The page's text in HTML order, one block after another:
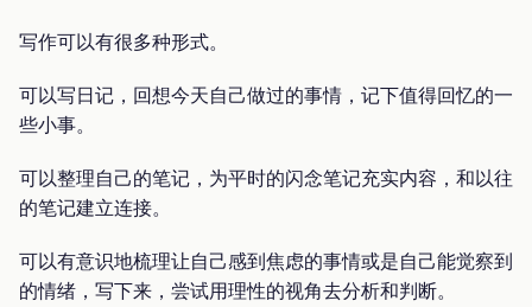
写作可以有很多种形式。
可以写日记，回想今天自己做过的事情，记下值得回忆的一
些小事。
可以整理自己的笔记，为平时的闪念笔记充实内容，和以往
的笔记建立连接。
可以有意识地梳理让自己感到焦虑的事情或是自己能觉察到
的情绪，写下来，尝试用理性的视角去分析和判断。